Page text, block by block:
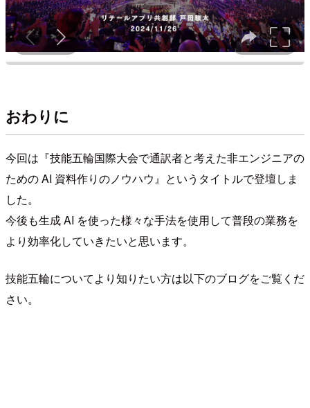
おわりに
今回は『技能五輪国際大会で通訳者と考えた非エンジニアの
ための AI 資料作りのノウハウ』というタイトルで登壇しま
した。
今後も生成 AI を使った様々な手法を使用して普段の業務を
より効率化していきたいと思います。
技能五輪についてより知りたい方は以下のブログをご覧くだ
さい。